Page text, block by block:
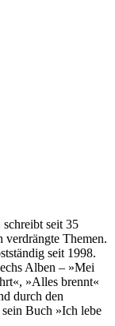
seit 35
verdrängte Themen.
seit 1998.
Alben – »Mei
»Alles brennt«
durch den
Buch »Ich lebe